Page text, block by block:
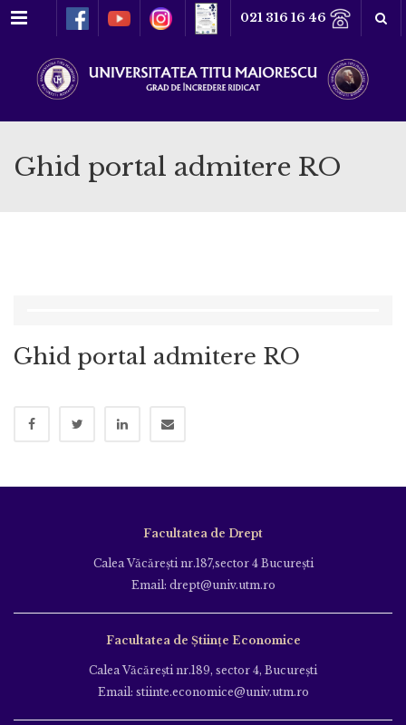
Meniu 021 316 16 46
Ghid portal admitere RO
Ghid portal admitere RO
Facultatea de Drept
Calea Văcăreşti nr.187,sector 4 Bucureşti
Email: drept@univ.utm.ro
Facultatea de Științe Economice
Calea Văcăreşti nr.189, sector 4, Bucureşti
Email: stiinte.economice@univ.utm.ro